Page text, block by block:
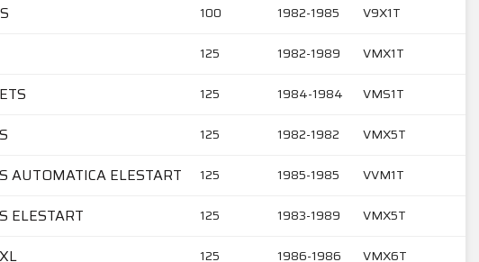
100 1982-1985 V9X1T
125 1982-1989 VMX1T
125 1984-1984 VMS1T
125 1982-1982 VMX5T
AUTOMATICA ELESTART 125 1985-1985 VVM1T
ELESTART 125 1983-1989 VMX5T
125 1986-1986 VMX6T